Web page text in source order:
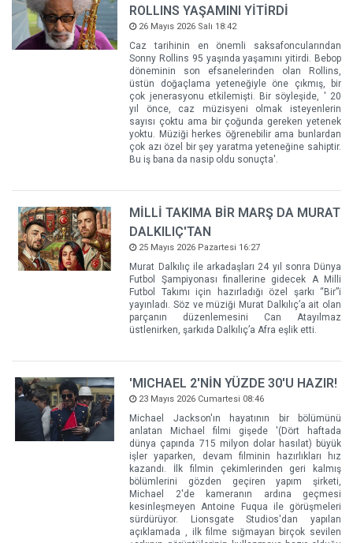
ROLLINS YAŞAMINI YİTİRDİ
26 Mayıs 2026 Salı 18:42
Caz tarihinin en önemli saksafoncularından
Sonny Rollins 95 yaşında yaşamını yitirdi. Bebop
döneminin son efsanelerinden olan Rollins,
üstün doğaçlama yeteneğiyle öne çıkmış, bir
çok jenerasyonu etkilemişti. Bir söyleşide, ' 20
yıl önce, caz müzisyeni olmak isteyenlerin
sayısı çoktu ama bir çoğunda gereken yetenek
yoktu. Müziği herkes öğrenebilir ama bunlardan
çok azı özel bir şey yaratma yeteneğine sahiptir.
Bu iş bana da nasip oldu sonuçta'.
MİLLİ TAKIMA BİR MARŞ DA MURAT
DALKILIÇ'TAN
25 Mayıs 2026 Pazartesi 16:27
Murat Dalkılıç ile arkadaşları 24 yıl sonra Dünya
Futbol Şampiyonası finallerine gidecek A Milli
Futbol Takımı için hazırladığı özel şarkı “Bir”i
yayınladı. Söz ve müziği Murat Dalkılıç’a ait olan
parçanın düzenlemesini Can Atayılmaz
üstlenirken, şarkıda Dalkılıç’a Afra eşlik etti.
'MICHAEL 2'NİN YÜZDE 30'U HAZIR!
23 Mayıs 2026 Cumartesi 08:46
Michael Jackson'ın hayatının bir bölümünü
anlatan Michael filmi gişede '(Dört haftada
dünya çapında 715 milyon dolar hasılat) büyük
işler yaparken, devam filminin hazırlıkları hız
kazandı. İlk filmin çekimlerinden geri kalmış
bölümlerini gözden geçiren yapım şirketi,
Michael 2'de kameranın ardına geçmesi
kesinleşmeyen Antoine Fuqua ile görüşmeleri
sürdürüyor. Lionsgate Studios'dan yapılan
açıklamada , ilk filme sığmayan birçok sevilen